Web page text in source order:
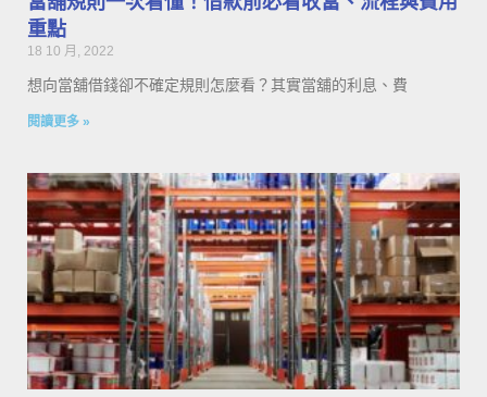
重點
18 10 月, 2022
想向當舖借錢卻不確定規則怎麼看？其實當舖的利息、費
閱讀更多 »